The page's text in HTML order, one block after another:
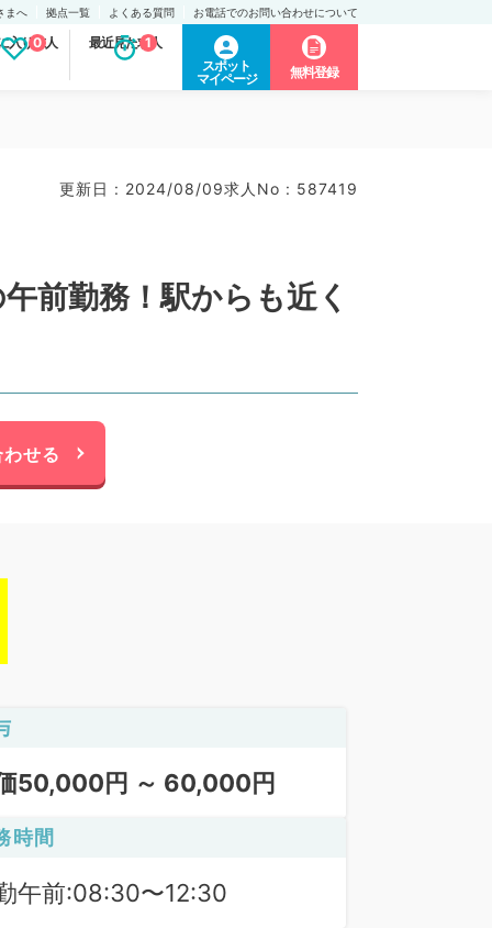
まへ 拠点一覧 よくある質問 お電話でのお問い合わせについて
入り求人
0 最近見た求人
1
スポット
マイページ
無料登録
更新日 : 2024/08/09求人No : 587419
前勤務！駅からも近く
せる
50,000円 ～ 60,000円
時間
午前:08:30〜12:30